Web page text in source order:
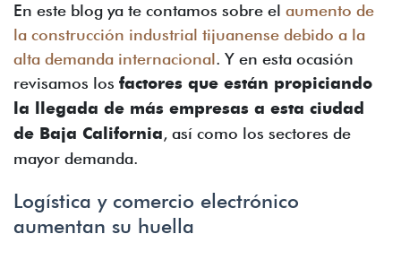
En este blog ya te contamos sobre el aumento de
la construcción industrial tijuanense debido a la
alta demanda internacional. Y en esta ocasión
revisamos los factores que están propiciando
la llegada de más empresas a esta ciudad
de Baja California, así como los sectores de
mayor demanda.
Logística y comercio electrónico
aumentan su huella